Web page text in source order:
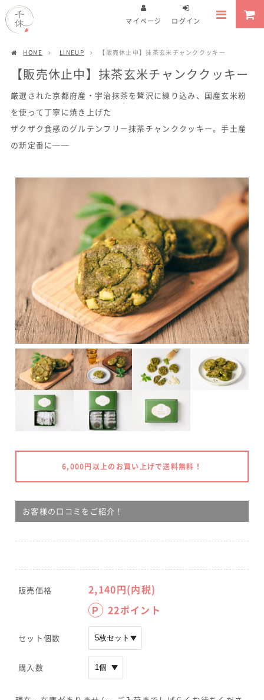
ログイン
マイページ
HOME LINEUP 【販売休止中】抹茶玄米チャンククッキー
【販売休止中】抹茶玄米チャンククッキー
厳選された京都府産・宇治抹茶を贅沢に練り込み、国産玄米粉
を使って丁寧に焼き上げた
ザクザク食感のグルテンフリー抹茶チャンククッキー。手土産
の新定番に──
6,000円以上のお買い上げで送料無料！
お客様の口コミをご紹介！
販売価格 2,140円(内税)
P 22ポイント
セット個数
購入数